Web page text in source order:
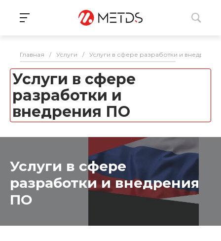
Главная / Услуги / Услуги в сфере разработки и
Услуги в сфере
разработки и
внедрения ПО
Услуги в сфере
разработки и внедрения
ПО